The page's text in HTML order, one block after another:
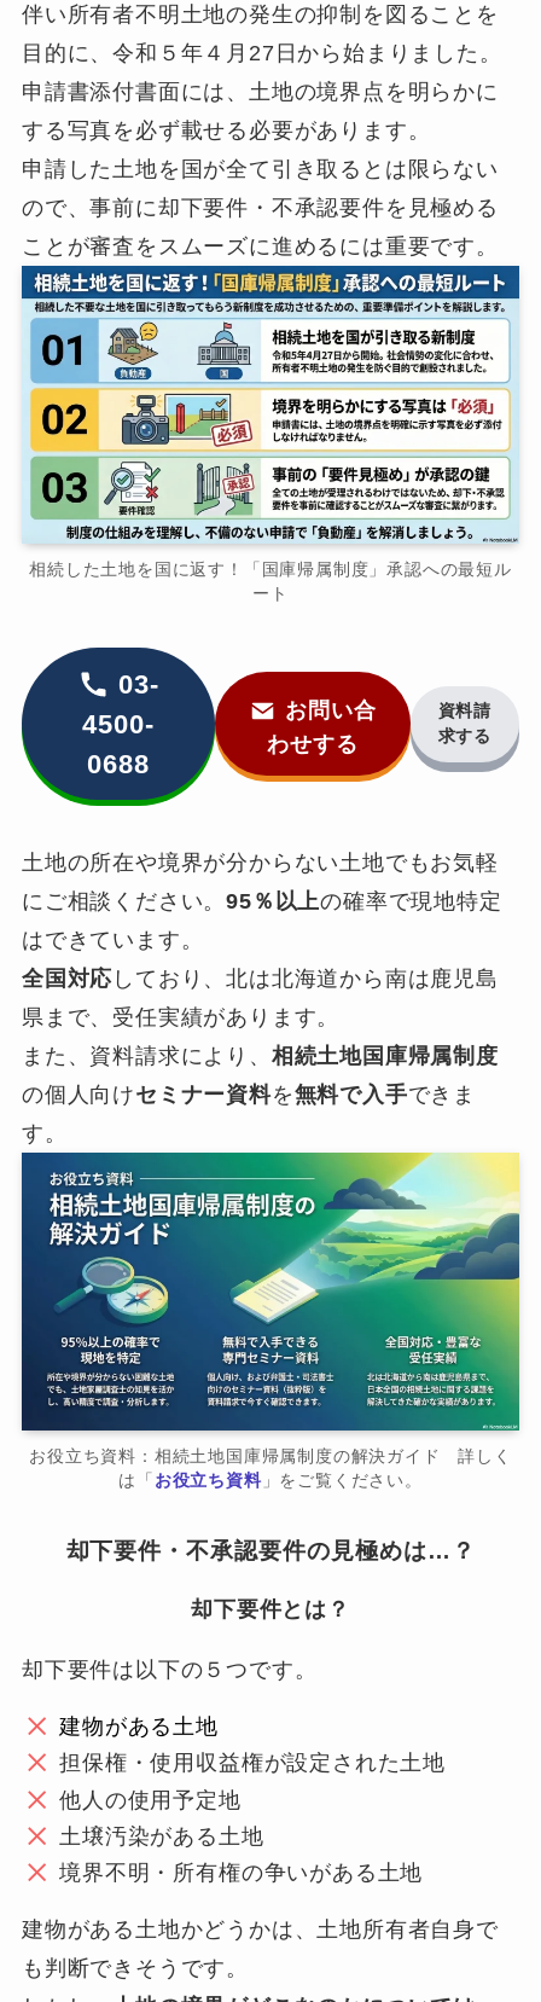
伴い所有者不明土地の発生の抑制を図ることを
目的に、令和５年４月27日から始まりました。
申請書添付書面には、土地の境界点を明らかに
する写真を必ず載せる必要があります。
申請した土地を国が全て引き取るとは限らない
ので、事前に却下要件・不承認要件を見極める
ことが審査をスムーズに進めるには重要です。
相続した土地を国に返す！「国庫帰属制度」承認への最短ル
ート
03-
4500-
0688
お問い合
わせする
資料請
求する
土地の所在や境界が分からない土地でもお気軽
にご相談ください。95％以上の確率で現地特定
はできています。
全国対応 しており、北は北海道から南は鹿児島
県まで、受任実績があります。
また、資料請求により、 相続土地国庫帰属制度
の個人向けセミナー資料を無料で入手できま
す。
お役立ち資料：相続土地国庫帰属制度の解決ガイド 詳しく
は「 お役立ち資料」をご覧ください。
却下要件・不承認要件の見極めは…？
却下要件とは？
却下要件は以下の５つです。
建物がある土地
担保権・使用収益権が設定された土地
他人の使用予定地
土壌汚染がある土地
境界不明・所有権の争いがある土地
建物がある土地かどうかは、土地所有者自身で
も判断できそうです。